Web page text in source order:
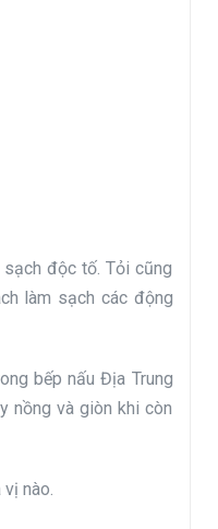
độc tố. Tỏi cũng
làm sạch các động
bếp nấu Địa Trung
nồng và giòn khi còn
nào.